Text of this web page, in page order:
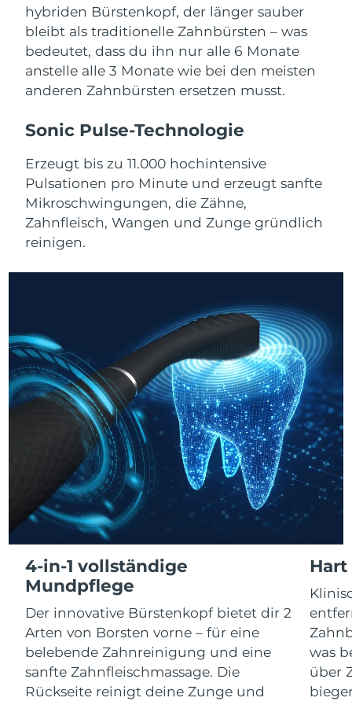
hybriden Bürstenkopf, der länger sauber
bleibt als traditionelle Zahnbürsten – was
bedeutet, dass du ihn nur alle 6 Monate
anstelle alle 3 Monate wie bei den meisten
anderen Zahnbürsten ersetzen musst.
Sonic Pulse-Technologie
Erzeugt bis zu 11.000 hochintensive
Pulsationen pro Minute und erzeugt sanfte
Mikroschwingungen, die Zähne,
Zahnfleisch, Wangen und Zunge gründlich
reinigen.
4-in-1 vollständige
Mundpflege
Der innovative Bürstenkopf bietet dir 2
Arten von Borsten vorne – für eine
belebende Zahnreinigung und eine
sanfte Zahnfleischmassage. Die
Rückseite reinigt deine Zunge und
was
über
For healthy hair
18% PAP
Kosmetik Männer
Kaufe alles
FOREO APP
ÜBER
Isle of Man Erwartete Lieferung8/10/26
Israel Erwartete Lieferung8/12/26
Japan Erwartete Lieferung
Jersey Erwartete Lieferung8/13/26
Kasachstan Erwartete Lieferung 8/10/26
Kuwait
Erwartete Lieferung8/9/26
Litauen Erwartete Lieferung8/8/26
Luxemburg Erwartete Lieferung8/8/26
SonderverwaltungsregionErwartete Lieferung8/10/26
Malaysia Erwartete Lieferung 8/11/26
Malta Erwartete Lieferung
Mexiko Erwartete Lieferung 8/12/26
8/9/26
Niederlande Erwartete Lieferung 8/8/26
Neuseeland Erwartete Lieferung 8/8/26